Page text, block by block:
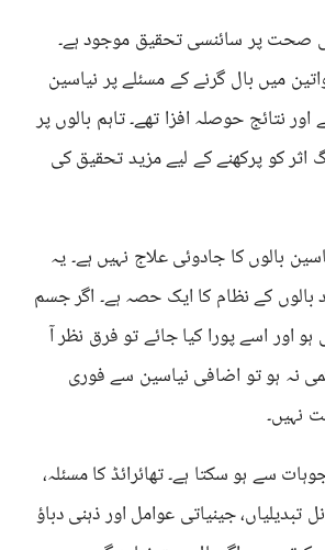
صحت پر سائنسی تحقیق موجود ہے۔
میں بال گرنے کے مسئلے پر نیاسین
نتائج حوصلہ افزا تھے۔ تاہم بالوں پر
کو پرکھنے کے لیے مزید تحقیق کی
بالوں کا جادوئی علاج نہیں ہے۔ یہ
کے نظام کا ایک حصہ ہے۔ اگر جسم
اور اسے پورا کیا جائے تو فرق نظر آ
نہ ہو تو اضافی نیاسین سے فوری
نہیں۔
سے ہو سکتا ہے۔ تھائرائڈ کا مسئلہ،
تبدیلیاں، جینیاتی عوامل اور ذہنی دباؤ